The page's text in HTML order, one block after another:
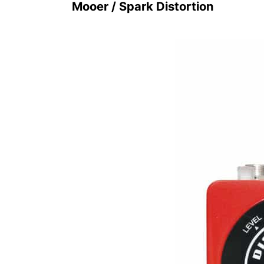
Mooer / Spark Distortion